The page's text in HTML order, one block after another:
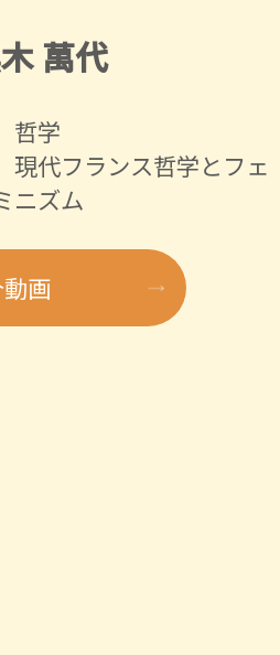
萬代
哲学
現代フランス哲学とフェ
ニズム
画